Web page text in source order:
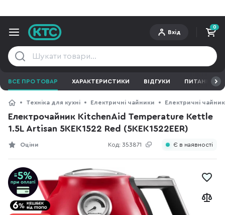
Вхід
0
ВСЕ ПРО ТОВАР ХАРАКТЕРИСТИКИ ВІДГУКИ ПИТАННЯ ТА
Техніка для кухні Електричні чайники Електричні
Електрочайник KitchenAid Temperature Kettle
1.5L Artisan 5KEK1522 Red (5KEK1522EER)
Код: 353871
Оціни Є в наявності